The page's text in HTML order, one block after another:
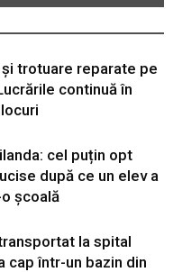
trotuare reparate pe
continuă în
cel puțin opt
după ce un elev a
școală
la spital
cap într-un bazin din